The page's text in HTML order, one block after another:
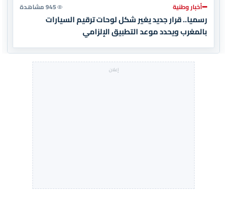
أخبار وطنية 945 مشاهدة
رسميا.. قرار جديد يغير شكل لوحات ترقيم السيارات
بالمغرب ويحدد موعد التطبيق الإلزامي